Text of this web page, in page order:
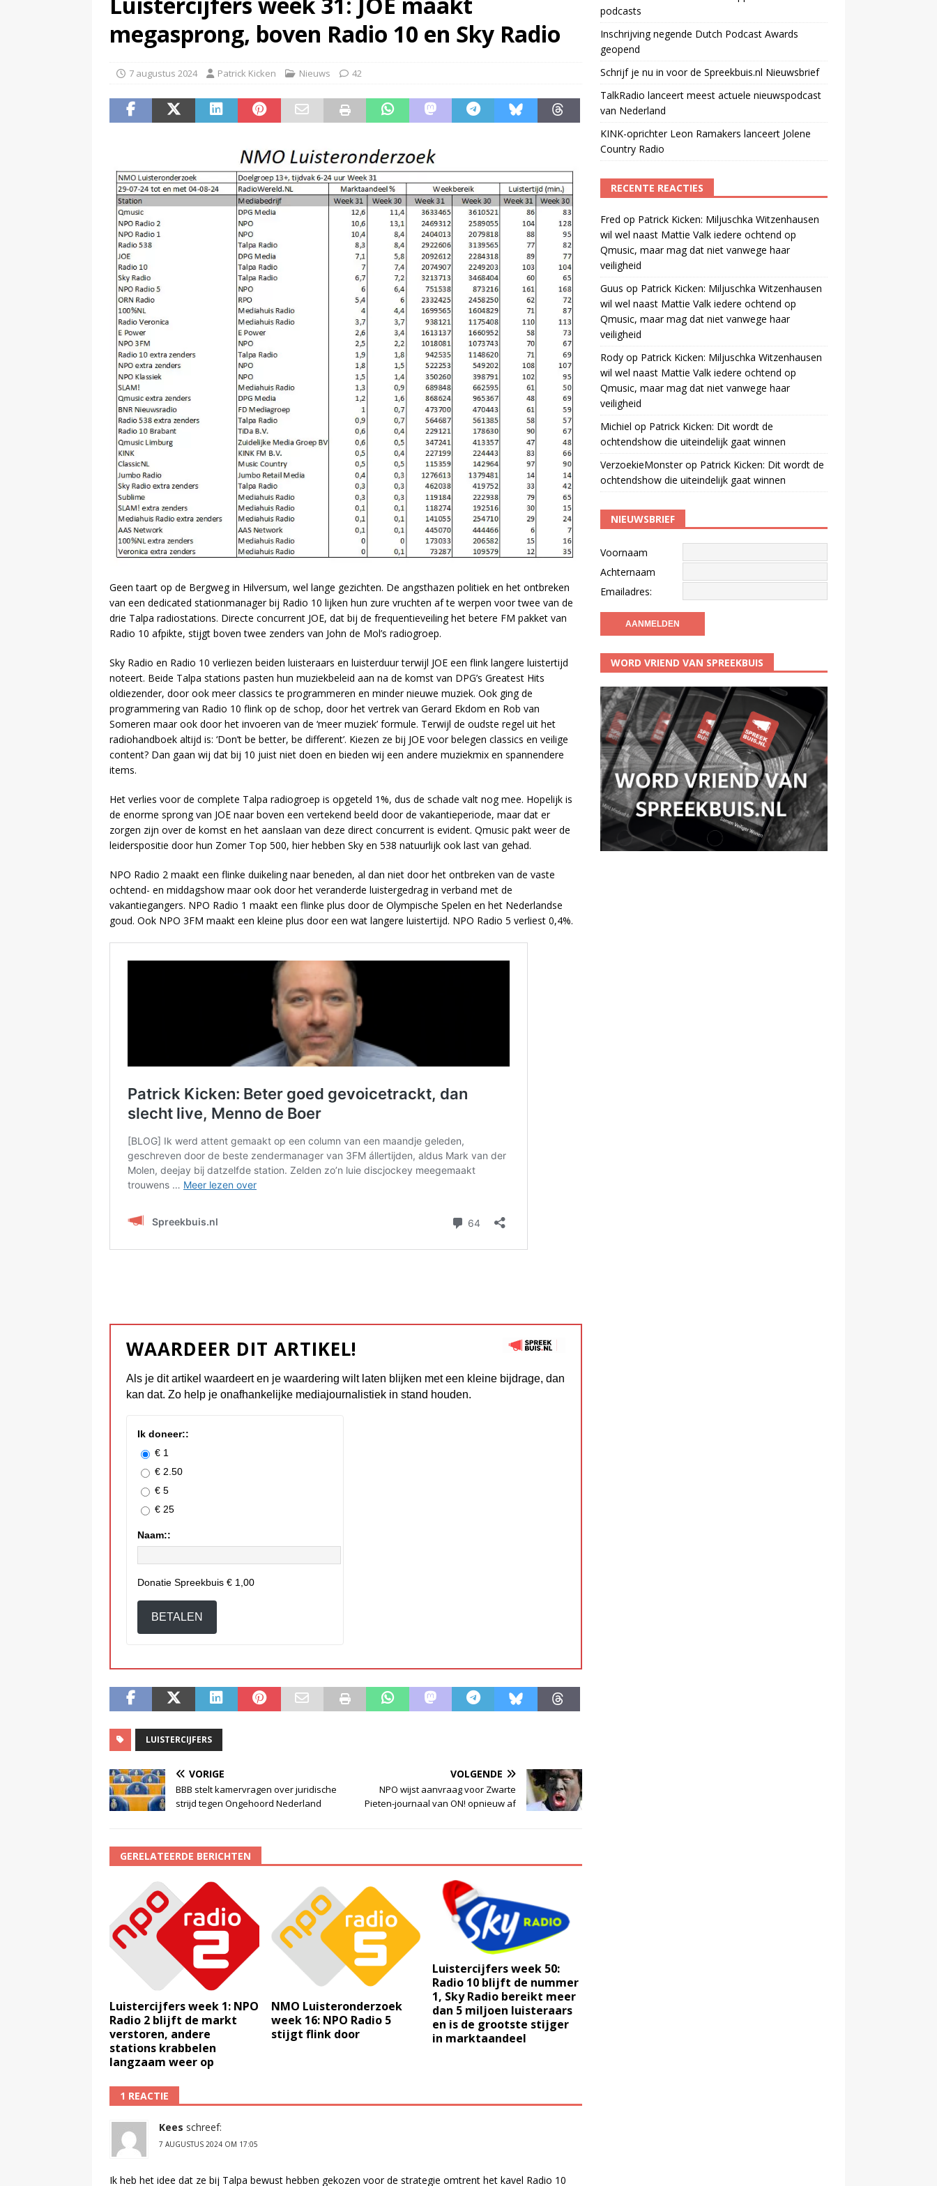
Televisie wint snel terrein als apparaat voor podcasts
megasprong, boven Radio 10 en Sky Radio
7 augustus 2024 Patrick Kicken Nieuws 42
Geen taart op de Bergweg in Hilversum, wel lange gezichten. De angsthazen politiek en het ontbreken
van een dedicated stationmanager bij Radio 10 lijken hun zure vruchten af te werpen voor twee van de
drie Talpa radiostations. Directe concurrent JOE, dat bij de frequentieveiling het betere FM pakket van
Radio 10 afpikte, stijgt boven twee zenders van John de Mol’s radiogroep.
Sky Radio en Radio 10 verliezen beiden luisteraars en luisterduur terwijl JOE een flink langere luistertijd
noteert. Beide Talpa stations pasten hun muziekbeleid aan na de komst van DPG’s Greatest Hits
oldiezender, door ook meer classics te programmeren en minder nieuwe muziek. Ook ging de
programmering van Radio 10 flink op de schop, door het vertrek van Gerard Ekdom en Rob van
Someren maar ook door het invoeren van de ‘meer muziek’ formule. Terwijl de oudste regel uit het
radiohandboek altijd is: ‘Don’t be better, be different’. Kiezen ze bij JOE voor belegen classics en veilige
content? Dan gaan wij dat bij 10 juist niet doen en bieden wij een andere muziekmix en spannendere
items.
Het verlies voor de complete Talpa radiogroep is opgeteld 1%, dus de schade valt nog mee. Hopelijk is
de enorme sprong van JOE naar boven een vertekend beeld door de vakantieperiode, maar dat er
zorgen zijn over de komst en het aanslaan van deze direct concurrent is evident. Qmusic pakt weer de
leiderspositie door hun Zomer Top 500, hier hebben Sky en 538 natuurlijk ook last van gehad.
NPO Radio 2 maakt een flinke duikeling naar beneden, al dan niet door het ontbreken van de vaste
ochtend- en middagshow maar ook door het veranderde luistergedrag in verband met de
vakantiegangers. NPO Radio 1 maakt een flinke plus door de Olympische Spelen en het Nederlandse
goud. Ook NPO 3FM maakt een kleine plus door een wat langere luistertijd. NPO Radio 5 verliest 0,4%.
WAARDEER DIT ARTIKEL!
Als je dit artikel waardeert en je waardering wilt laten blijken met een kleine bijdrage, dan
kan dat. Zo help je onafhankelijke mediajournalistiek in stand houden.
Ik doneer::
€ 1
€ 2.50
€ 5
€ 25
Naam::
Donatie Spreekbuis € 1,00
BETALEN
LUISTERCIJFERS
VORIGE
BBB stelt kamervragen over juridische
strijd tegen Ongehoord Nederland
VOLGENDE
NPO wijst aanvraag voor Zwarte
Pieten-journaal van ON! opnieuw af
GERELATEERDE BERICHTEN
Luistercijfers week 1: NPO
Radio 2 blijft de markt
verstoren, andere
stations krabbelen
langzaam weer op
NMO Luisteronderzoek
week 16: NPO Radio 5
stijgt flink door
Luistercijfers week 50:
Radio 10 blijft de nummer
1, Sky Radio bereikt meer
dan 5 miljoen luisteraars
en is de grootste stijger
in marktaandeel
1 REACTIE
Kees schreef:
7 AUGUSTUS 2024 OM 17:05
Ik heb het idee dat ze bij Talpa bewust hebben gekozen voor de strategie omtrent het kavel Radio 10
podcasts
Inschrijving negende Dutch Podcast Awards
geopend
Schrijf je nu in voor de Spreekbuis.nl Nieuwsbrief
TalkRadio lanceert meest actuele nieuwspodcast
van Nederland
KINK-oprichter Leon Ramakers lanceert Jolene
Country Radio
RECENTE REACTIES
Fred op Patrick Kicken: Miljuschka Witzenhausen
wil wel naast Mattie Valk iedere ochtend op
Qmusic, maar mag dat niet vanwege haar
veiligheid
Guus op Patrick Kicken: Miljuschka Witzenhausen
wil wel naast Mattie Valk iedere ochtend op
Qmusic, maar mag dat niet vanwege haar
veiligheid
Rodyop Patrick Kicken: Miljuschka Witzenhausen
wil wel naast Mattie Valk iedere ochtend op
Qmusic, maar mag dat niet vanwege haar
veiligheid
Michiel op Patrick Kicken: Dit wordt de
ochtendshow die uiteindelijk gaat winnen
VerzoekieMonsterop Patrick Kicken: Dit wordt de
ochtendshow die uiteindelijk gaat winnen
NIEUWSBRIEF
Voornaam
Achternaam
Emailadres:
WORD VRIEND VAN SPREEKBUIS